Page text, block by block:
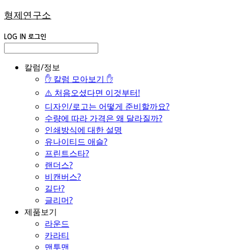
형제연구소
LOG IN 로그인
칼럼/정보
✋ 칼럼 모아보기 ✋
⚠️ 처음오셨다면 이것부터!
디자인/로고는 어떻게 준비할까요?
수량에 따라 가격은 왜 달라질까?
인쇄방식에 대한 설명
유나이티드 애슬?
프린트스타?
랜더스?
비캔버스?
길단?
글리머?
제품보기
라운드
카라티
맨투맨